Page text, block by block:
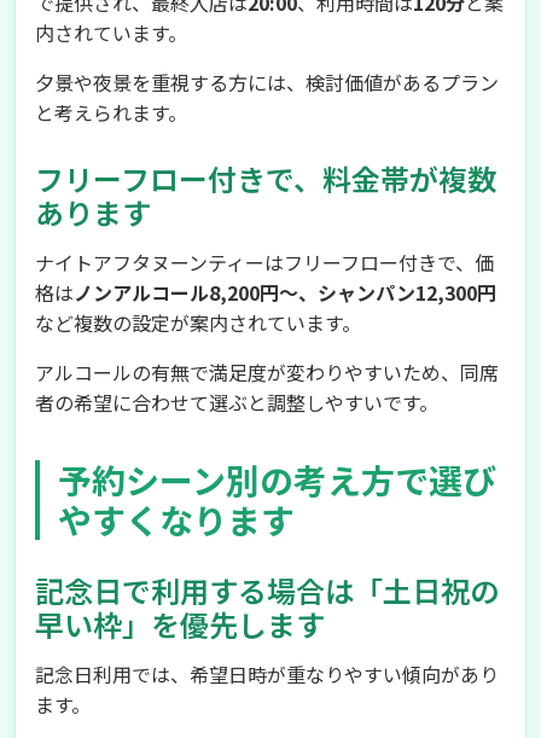
内されています。
夕景や夜景を重視する方には、検討価値があるプラン
と考えられます。
フリーフロー付きで、料金帯が複数
あります
ナイトアフタヌーンティーはフリーフロー付きで、価
格はノンアルコール8,200円〜、シャンパン12,300円
など複数の設定が案内されています。
アルコールの有無で満足度が変わりやすいため、同席
者の希望に合わせて選ぶと調整しやすいです。
予約シーン別の考え方で選び
やすくなります
記念日で利用する場合は「土日祝の
早い枠」を優先します
記念日利用では、希望日時が重なりやすい傾向があり
ます。